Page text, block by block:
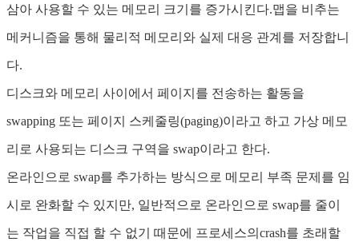
삼아 사용할 수 있는 메모리 크기를 증가시킨다.맵을 비추는
메커니즘을 통해 물리적 메모리와 실제 대응 관계를 저장합니
다.
디스크와 메모리 사이에서 페이지를 전송하는 활동을
swapping 또는 페이지 스케줄링(paging)이라고 하고 가상 메모
리로 사용되는 디스크 구역을 swap이라고 한다.
온라인으로 swap를 추가하는 방식으로 메모리 부족 문제를 임
시로 완화할 수 있지만, 일반적으로 온라인으로 swap를 줄이
는 작업을 직접 할 수 없기 때문에 프로세스의crash를 초래할